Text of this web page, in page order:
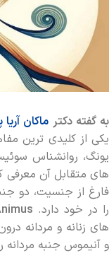
به گفته دکتر ماکان آریا
یکی از کلیدی ‌ترین
یونگ، روانشناس
های متقابل آن معرفی
فارغ از جنسیت، دو
را در خود دارد.
های زنانه و مردانه
و آنیموس جنبه مردانه